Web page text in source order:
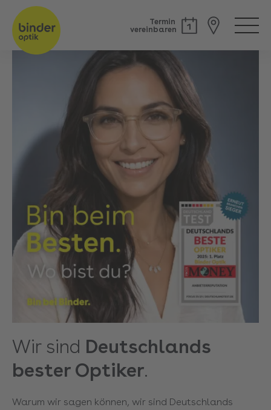
Termin
vereinbaren
Wir sind Deutschlands
bester Optiker.
Warum wir sagen können, wir sind Deutschlands